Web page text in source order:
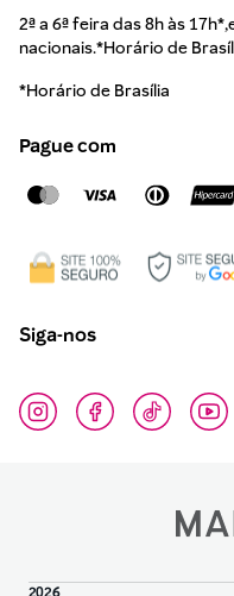
2ª a 6ª feira das 8h às
nacionais.*Horário de
*Horário de Brasília
Pague com
Siga-nos
2026